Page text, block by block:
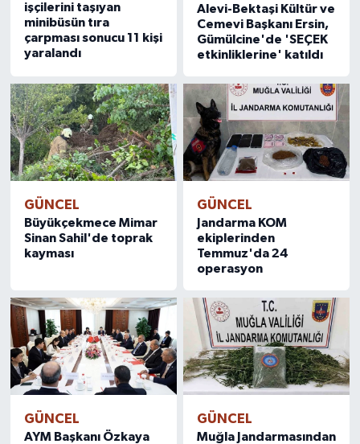
işçilerini taşıyan
minibüsün tıra
çarpması sonucu 11 kişi
yaralandı
Alevi-Bektaşi Kültür ve
Cemevi Başkanı Ersin,
Gümülcine'de 'SEÇEK
etkinliklerine' katıldı
GÜNCEL
Büyükçekmece Mimar
Sinan Sahil'de toprak
kayması
GÜNCEL
Jandarma KOM
ekiplerinden
Temmuz'da 24
operasyon
GÜNCEL
AYM Başkanı Özkaya
GÜNCEL
Muğla Jandarmasından